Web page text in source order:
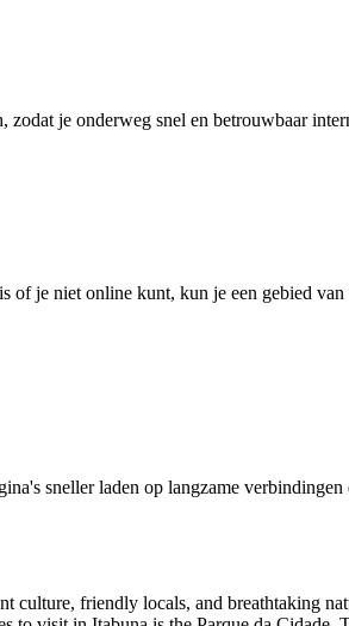
je onderweg snel en betrouwbaar
je niet online kunt, kun je een gebied
sneller laden op langzame
friendly locals, and breathtaking